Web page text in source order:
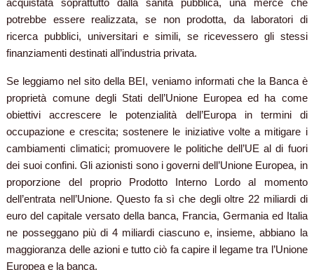
acquistata soprattutto dalla sanità pubblica, una merce che
potrebbe essere realizzata, se non prodotta, da laboratori di
ricerca pubblici, universitari e simili, se ricevessero gli stessi
finanziamenti destinati all’industria privata.
Se leggiamo nel sito della BEI, veniamo informati che la Banca è
proprietà comune degli Stati dell’Unione Europea ed ha come
obiettivi accrescere le potenzialità dell’Europa in termini di
occupazione e crescita; sostenere le iniziative volte a mitigare i
cambiamenti climatici; promuovere le politiche dell’UE al di fuori
dei suoi confini. Gli azionisti sono i governi dell’Unione Europea, in
proporzione del proprio Prodotto Interno Lordo al momento
dell’entrata nell’Unione. Questo fa sì che degli oltre 22 miliardi di
euro del capitale versato della banca, Francia, Germania ed Italia
ne posseggano più di 4 miliardi ciascuno e, insieme, abbiano la
maggioranza delle azioni e tutto ciò fa capire il legame tra l’Unione
Europea e la banca.